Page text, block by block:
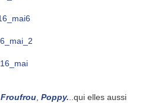
Froufrou, Poppy. ..qui elles aussi